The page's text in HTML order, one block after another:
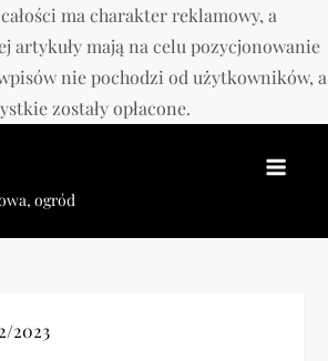
ma charakter reklamowy, a
artykuły mają na celu pozycjonowanie
nie pochodzi od użytkowników, a
zostały opłacone.
ogród
2023